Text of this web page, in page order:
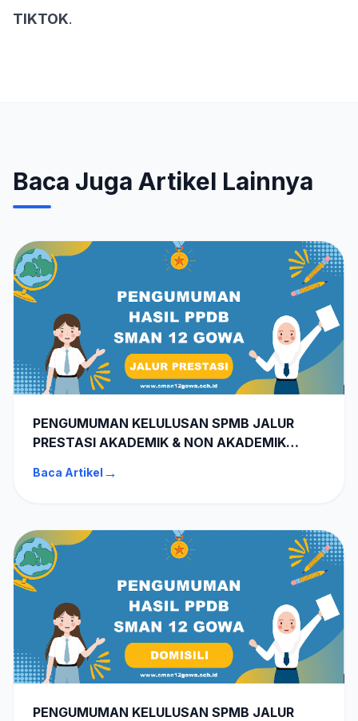
TIKTOK.
Baca Juga Artikel Lainnya
PENGUMUMAN KELULUSAN SPMB JALUR
PRESTASI AKADEMIK & NON AKADEMIK
Baca Artikel →
PENGUMUMAN KELULUSAN SPMB JALUR